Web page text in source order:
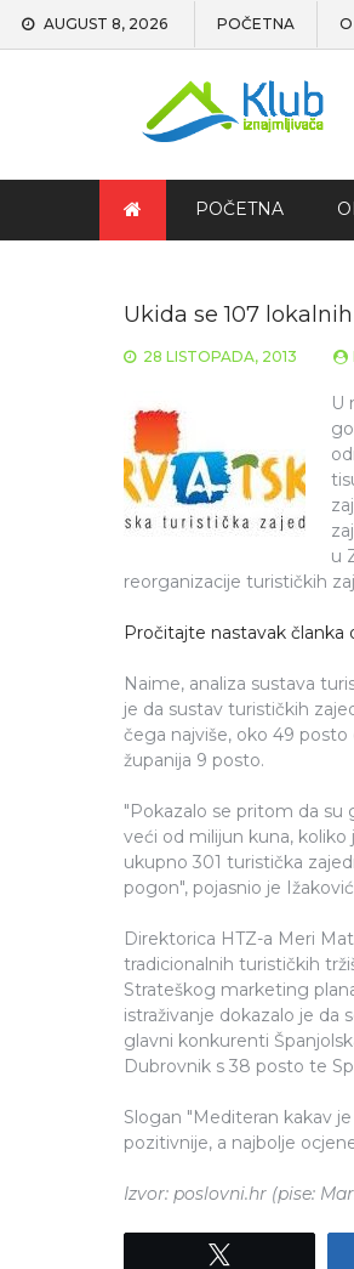
AUGUST 8, 2026 POČETNA
POČETNA
Ukida se 107
28 LISTOPADA, 2013
U
u
reorganizacije turističkih
Pročitajte nastavak članka
Naime, analiza sustava
je da sustav turističkih
čega najviše, oko 49
županija 9 posto.
"Pokazalo se pritom da su
veći od milijun kuna, koliko
ukupno 301 turistička
pogon", pojasnio je
Direktorica HTZ-a Meri
tradicionalnih turističkih
Strateškog marketing
istraživanje dokazalo je da
glavni konkurenti
Dubrovnik s 38 posto te
Slogan "Mediteran kakav
pozitivnije, a najbolje
Izvor: poslovni.hr (pise: